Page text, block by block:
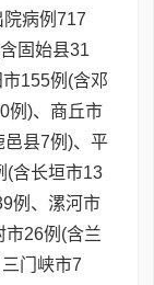
病例717
固始县31
155例(含邓
例)、商丘市
邑县7例)、平
(含长垣市13
例、漯河市
市26例(含兰
门峡市7